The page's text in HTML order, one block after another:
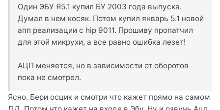
Один ЭБУ Я5.1 купил БУ 2003 года выпуска.
Думал в нем косяк. Потом купил январь 5.1 новой
апп реализации с hip 9011. Прошиву пропатчил
для этой микрухи, а все равно ошибка лезет!
АЦП меняется, но в зависимости от оборотов
пока не смотрел.
Ясно. Бери осцик и смотри что кажет прямо на самом